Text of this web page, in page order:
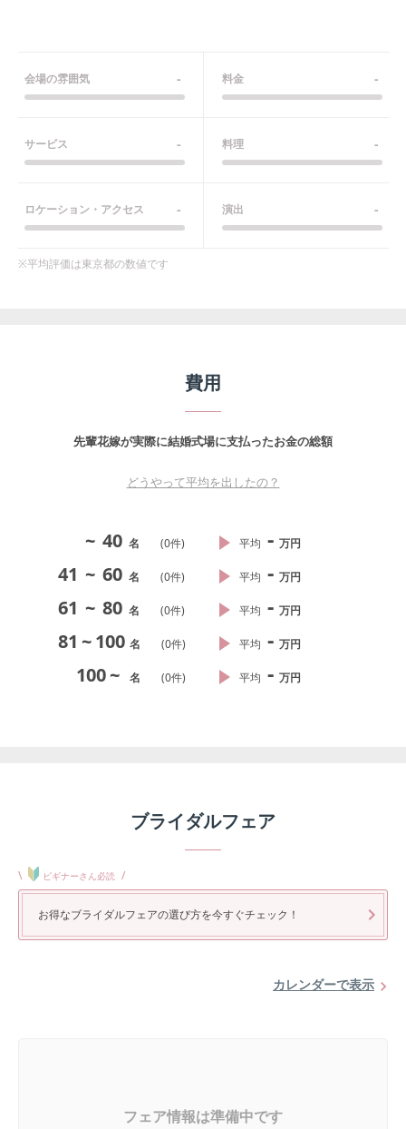
会場の雰囲気 - 料金 -
サービス - 料理 -
ロケーション・アクセス - 演出 -
※平均評価は東京都の数値です
費用
先輩花嫁が実際に結婚式場に支払ったお金の総額
どうやって平均を出したの？
~ 40 名 (0件) 平均 - 万円
41 ~ 60 名 (0件) 平均 - 万円
61 ~ 80 名 (0件) 平均 - 万円
81 ~100 名 (0件) 平均 - 万円
100~ 名 (0件) 平均 - 万円
ブライダルフェア
\ ビギナーさん必読 /
お得なブライダルフェアの選び方を今すぐチェック！
カレンダーで表示
フェア情報は準備中です